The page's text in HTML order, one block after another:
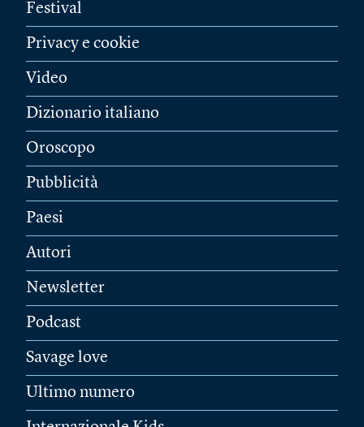
Festival
Privacy e cookie
Video
Dizionario italiano
Oroscopo
Pubblicità
Paesi
Autori
Newsletter
Podcast
Savage love
Ultimo numero